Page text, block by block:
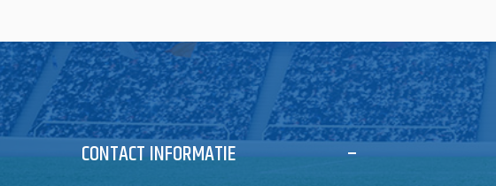
CONTACT INFORMATIE –